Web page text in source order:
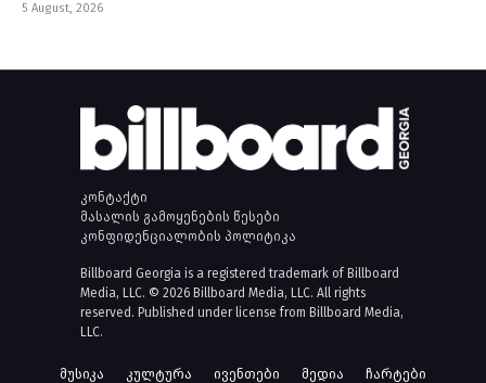
5 August, 2026
კონტაქტი
მასალის გამოყენების წესები
კონფიდენციალობის პოლიტიკა
Billboard Georgia is a registered trademark of Billboard
Media, LLC. © 2026 Billboard Media, LLC. All rights
reserved. Published under license from Billboard Media,
LLC.
მუსიკა კულტურა ივენთები მედია ჩარტები